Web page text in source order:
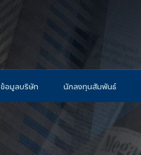
ข้อมูลบริษัท นักลงทุนสัมพันธ์